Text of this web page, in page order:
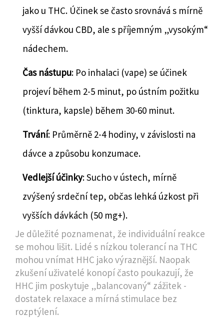
jako u THC. Účinek se často srovnává s mírně
vyšší dávkou CBD, ale s příjemným „vysokým“
nádechem.
Čas nástupu: Po inhalaci (vape) se účinek
projeví během 2-5 minut, po ústním požitku
(tinktura, kapsle) během 30-60 minut.
Trvání: Průměrně 2-4 hodiny, v závislosti na
dávce a způsobu konzumace.
Vedlejší účinky: Sucho v ústech, mírně
zvýšený srdeční tep, občas lehká úzkost při
vyšších dávkách (50 mg+).
Je důležité poznamenat, že individuální reakce
se mohou lišit. Lidé s nízkou tolerancí na THC
mohou vnímat HHC jako výraznější. Naopak
zkušení uživatelé konopí často poukazují, že
HHC jim poskytuje „balancovaný“ zážitek -
dostatek relaxace a mírná stimulace bez
rozptýlení.